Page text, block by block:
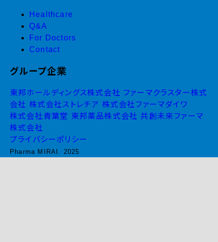
Healthcare
Q&A
For Doctors
Contact
グループ企業
東邦ホールディングス株式会社 ファーマクラスター株式
会社 株式会社ストレチア 株式会社ファーマダイワ
株式会社青葉堂 東邦薬品株式会社 共創未来ファーマ
株式会社
プライバシーポリシー
Pharma MIRAI. 2025